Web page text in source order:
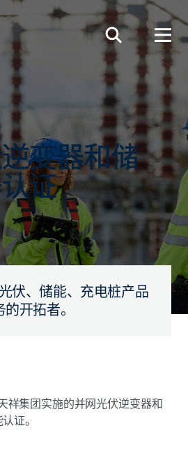
变器和储
证
伏、储能、充电桩产品
开拓者。
祥集团实施的并网光伏逆变器和
证。